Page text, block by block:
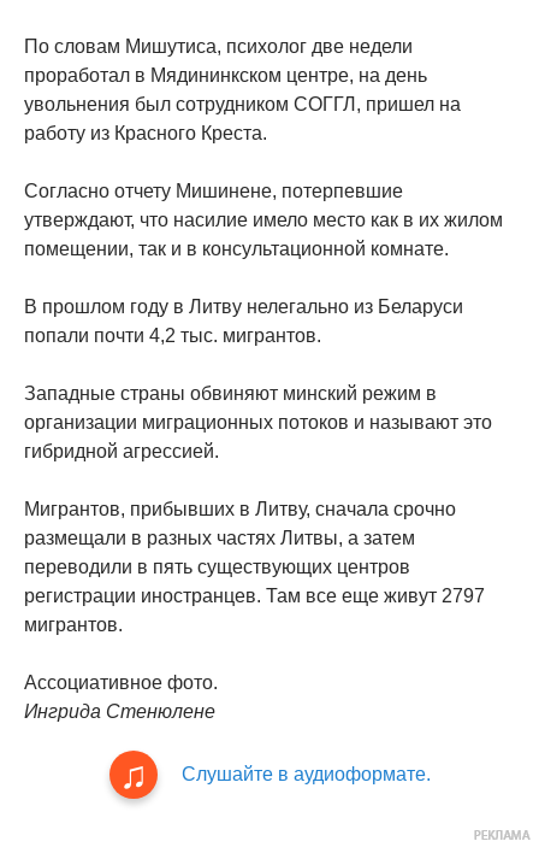
По словам Мишутиса, психолог две недели
проработал в Мядининкском центре, на день
увольнения был сотрудником СОГГЛ, пришел на
работу из Красного Креста.
Согласно отчету Мишинене, потерпевшие
утверждают, что насилие имело место как в их жилом
помещении, так и в консультационной комнате.
В прошлом году в Литву нелегально из Беларуси
попали почти 4,2 тыс. мигрантов.
Западные страны обвиняют минский режим в
организации миграционных потоков и называют это
гибридной агрессией.
Мигрантов, прибывших в Литву, сначала срочно
размещали в разных частях Литвы, а затем
переводили в пять существующих центров
регистрации иностранцев. Там все еще живут 2797
мигрантов.
Ассоциативное фото.
Ингрида Стенюлене
Слушайте в аудиоформате.